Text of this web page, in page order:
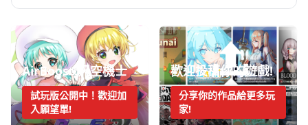
AirBoost:天空機士
試玩版公開中！歡迎加
入願望單!
歡迎投稿你的遊戲!
分享你的作品給更多玩
家!